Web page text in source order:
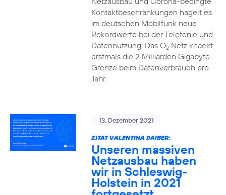
Kontaktbeschränkungen hagelt es
im deutschen Mobilfunk neue
Rekordwerte bei der Telefonie und
Datennutzung: Das O2Netz knackt
erstmals die 2 Milliarden Gigabyte-
Grenze beim Datenverbrauch pro
Jahr.
13. Dezember 2021
ZITAT VALENTINA DAIBER:
Unseren massiven
Netzausbau haben
wir in Schleswig-
Holstein in 2021